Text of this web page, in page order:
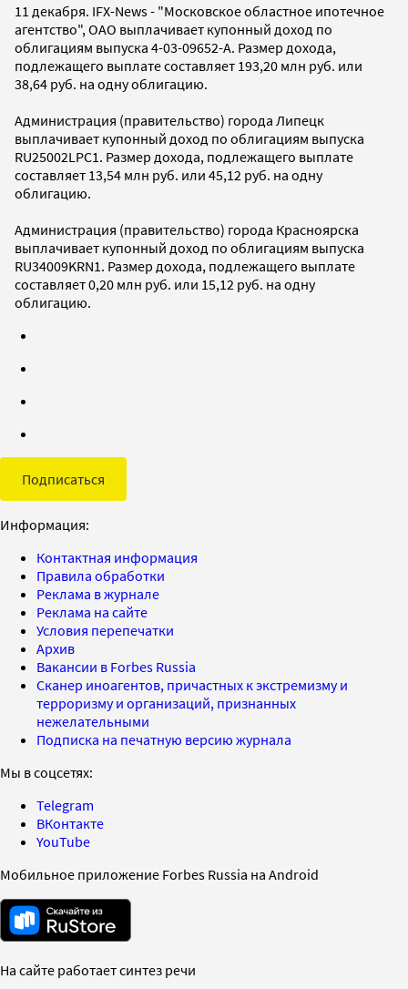
11 декабря. IFX-News - "Московское областное ипотечное
агентство", ОАО выплачивает купонный доход по
облигациям выпуска 4-03-09652-A. Размер дохода,
подлежащего выплате составляет 193,20 млн руб. или
38,64 руб. на одну облигацию.
Администрация (правительство) города Липецк
выплачивает купонный доход по облигациям выпуска
RU25002LPC1. Размер дохода, подлежащего выплате
составляет 13,54 млн руб. или 45,12 руб. на одну
облигацию.
Администрация (правительство) города Красноярска
выплачивает купонный доход по облигациям выпуска
RU34009KRN1. Размер дохода, подлежащего выплате
составляет 0,20 млн руб. или 15,12 руб. на одну
облигацию.
Подписаться
Информация:
Контактная информация
Правила обработки
Реклама в журнале
Реклама на сайте
Условия перепечатки
Архив
Вакансии в Forbes Russia
Сканер иноагентов, причастных к экстремизму и
терроризму и организаций, признанных
нежелательными
Подписка на печатную версию журнала
Мы в соцсетях:
Telegram
ВКонтакте
YouTube
Мобильное приложение Forbes Russia на Android
На сайте работает синтез речи